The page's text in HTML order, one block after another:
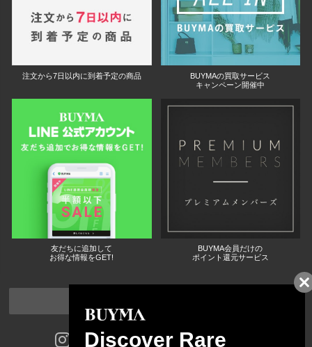
注文から7日以内に到着予定の商品
BUYMAの買取サービス
キャンペーン開催中
友だちに追加して
お得な情報をGET!
BUYMA会員だけの
ポイント還元サービス